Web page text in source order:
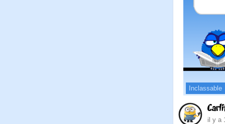
Inclassable
il y a